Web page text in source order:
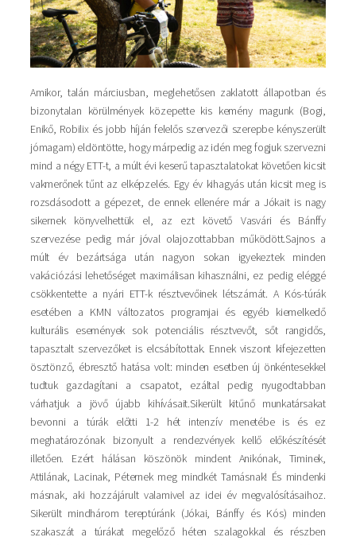
Amikor, talán márciusban, meglehetősen zaklatott állapotban és
bizonytalan körülmények közepette kis kemény magunk (Bogi,
Enikő, Robilix és jobb híján felelős szervezői szerepbe kényszerült
jómagam) eldöntötte, hogy márpedig az idén meg fogjuk szervezni
mind a négy ETT-t, a múlt évi keserű tapasztalatokat követően kicsit
vakmerőnek tűnt az elképzelés. Egy év kihagyás után kicsit meg is
rozsdásodott a gépezet, de ennek ellenére már a Jókait is nagy
sikernek könyvelhettük el, az ezt követő Vasvári és Bánffy
szervezése pedig már jóval olajozottabban működött.Sajnos a
múlt év bezártsága után nagyon sokan igyekeztek minden
vakációzási lehetőséget maximálisan kihasználni, ez pedig eléggé
csökkentette a nyári ETT-k résztvevőinek létszámát. A Kós-túrák
esetében a KMN változatos programjai és egyéb kiemelkedő
kulturális események sok potenciális résztvevőt, sőt rangidős,
tapasztalt szervezőket is elcsábítottak. Ennek viszont kifejezetten
ösztönző, ébresztő hatása volt: minden esetben új önkéntesekkel
tudtuk gazdagítani a csapatot, ezáltal pedig nyugodtabban
várhatjuk a jövő újabb kihívásait.Sikerült kitűnő munkatársakat
bevonni a túrák előtti 1-2 hét intenzív menetébe is és ez
meghatározónak bizonyult a rendezvények kellő előkészítését
illetően. Ezért hálásan köszönök mindent Anikónak, Timinek,
Attilának, Lacinak, Péternek meg mindkét Tamásnak! És mindenki
másnak, aki hozzájárult valamivel az idei év megvalósításaihoz.
Sikerült mindhárom tereptúránk (Jókai, Bánffy és Kós) minden
szakaszát a túrákat megelőző héten szalagokkal és részben